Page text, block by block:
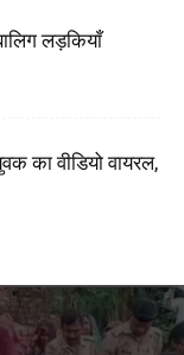
लड़कियाँ
का वीडियो वायरल,